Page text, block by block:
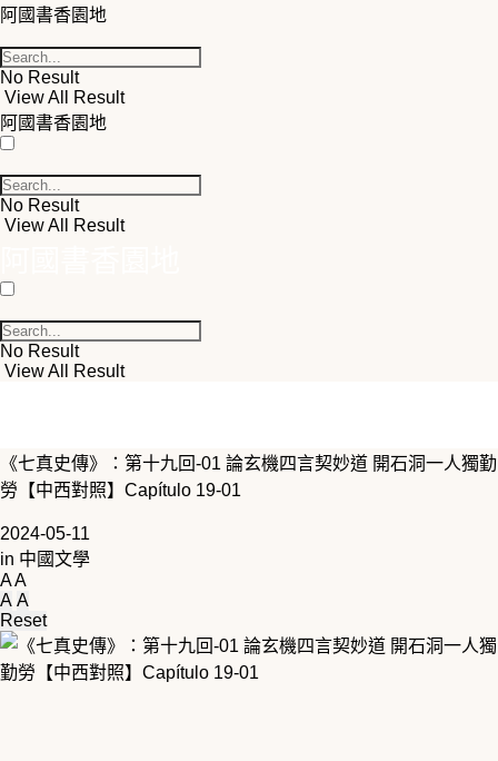
阿國書香園地
No Result
View All Result
阿國書香園地
No Result
View All Result
No Result
View All Result
《七真史傳》：第十九回-01 論玄機四言契妙道 開石洞一人獨勤
勞【中西對照】Capítulo 19-01
2024-05-11
in 中國文學
AA
A A
Reset